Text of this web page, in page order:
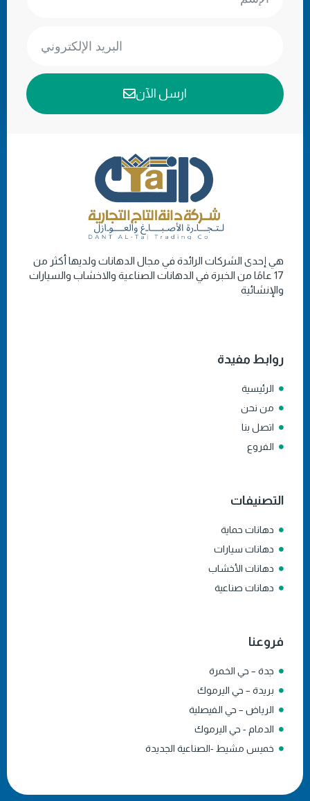
ارسل الآن
هي إحدى الشركات الرائدة في مجال الدهانات ولديها أكثر من
17 عامًا من الخبرة في الدهانات الصناعية والاخشاب والسيارات
والإنشائية
روابط مفيدة
الرئيسية
من نحن
اتصل بنا
الفروع
التصنيفات
دهانات حماية
دهانات سيارات
دهانات الأخشاب
دهانات صناعية
فروعنا
جدة – حي الخمرة
بريدة – حي اليرموك
الرياض – حي الفيصلية
الدمام - حي اليرموك
خميس مشيط -الصناعية الجديدة